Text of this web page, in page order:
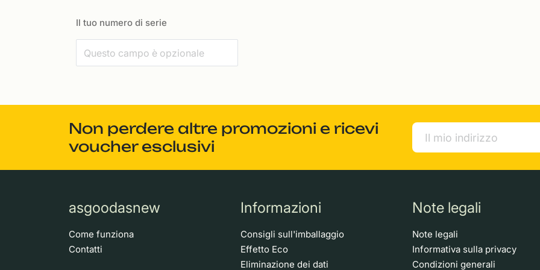
Il tuo numero di serie
Non perdere altre promozioni e ricevi
voucher esclusivi
asgoodasnew
Come funziona
Contatti
Informazioni
Consigli sull'imballaggio
Effetto Eco
Eliminazione dei dati
Note legali
Note legali
Informativa sulla privacy
Condizioni generali